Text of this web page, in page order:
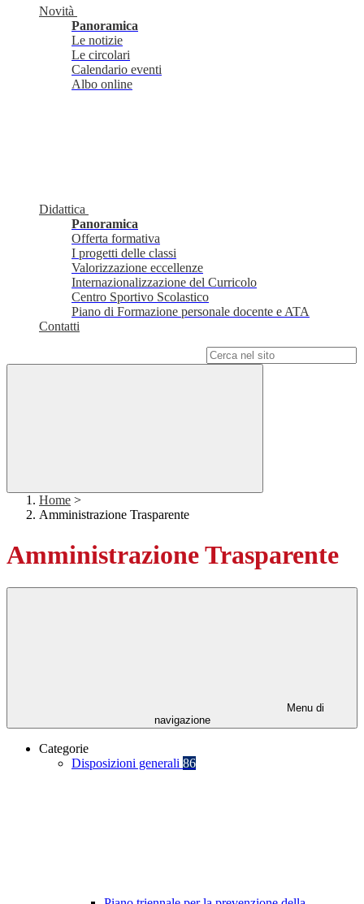
Novità
Panoramica
Le notizie
Le circolari
Calendario eventi
Albo online
Didattica
Panoramica
Offerta formativa
I progetti delle classi
Valorizzazione eccellenze
Internazionalizzazione del Curricolo
Centro Sportivo Scolastico
Piano di Formazione personale docente e ATA
Contatti
Home >
Amministrazione Trasparente
Amministrazione Trasparente
Menu di
navigazione
Categorie
Disposizioni generali 86